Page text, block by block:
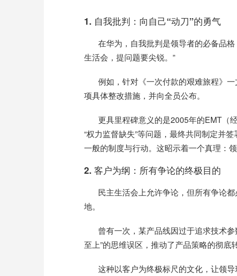
1. 自我批判：向自己“动刀”的勇气
在华为，自我批判是领导者的必备品
生活会，提问题要尖锐。”
例如，针对《一次付款的艰难旅程》
项具体整改措施，并向全员公布。
更具里程碑意义的是2005年的EMT （
“权力监督缺失”等问题，最终共同制定并签
一般的制度与行动。这昭示着一个真理：
2. 客户为纲：所有争论的终极目的
民主生活会上允许争论，但所有争论
地。
曾有一次，某产品线因过于追求技术
至上”的思维误区，推动了产品策略的彻底转
这种以客户为终极标尺的文化，让领